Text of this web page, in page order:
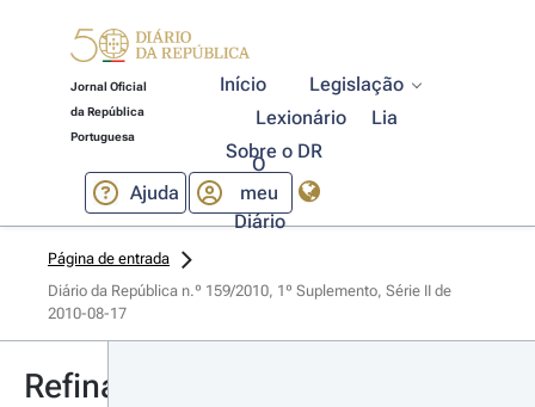
Jornal Oficial
da República
Portuguesa
Início
Legislação
Lexionário
Lia
Sobre o DR
Ajuda
O
meu
Diário
Página de entrada
Diário da República n.º 159/2010, 1º Suplemento, Série II de
2010-08-17
Refinar